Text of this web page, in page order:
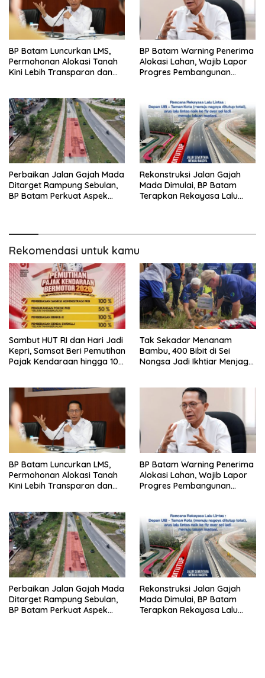
BP Batam Luncurkan LMS,
Permohonan Alokasi Tanah
Kini Lebih Transparan dan
BP Batam Warning Penerima
Alokasi Lahan, Wajib Lapor
Progres Pembangunan
Perbaikan Jalan Gajah Mada
Ditarget Rampung Sebulan,
BP Batam Perkuat Aspek
Rekonstruksi Jalan Gajah
Mada Dimulai, BP Batam
Terapkan Rekayasa Lalu
Rekomendasi untuk kamu
Sambut HUT RI dan Hari Jadi
Kepri, Samsat Beri Pemutihan
Pajak Kendaraan hingga 100
Tak Sekadar Menanam
Bambu, 400 Bibit di Sei
Nongsa Jadi Ikhtiar Menjaga
BP Batam Luncurkan LMS,
Permohonan Alokasi Tanah
Kini Lebih Transparan dan
BP Batam Warning Penerima
Alokasi Lahan, Wajib Lapor
Progres Pembangunan
Perbaikan Jalan Gajah Mada
Ditarget Rampung Sebulan,
BP Batam Perkuat Aspek
Rekonstruksi Jalan Gajah
Mada Dimulai, BP Batam
Terapkan Rekayasa Lalu